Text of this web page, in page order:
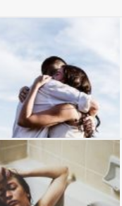
仕事とキャリア
特集
ファッション・美容